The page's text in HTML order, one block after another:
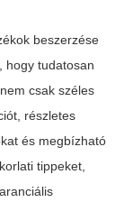
beszerzése
hogy tudatosan
nem csak széles
részletes
és megbízható
tippeket,